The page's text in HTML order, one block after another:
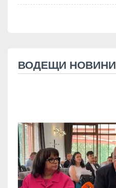
ВОДЕЩИ НОВИНИ